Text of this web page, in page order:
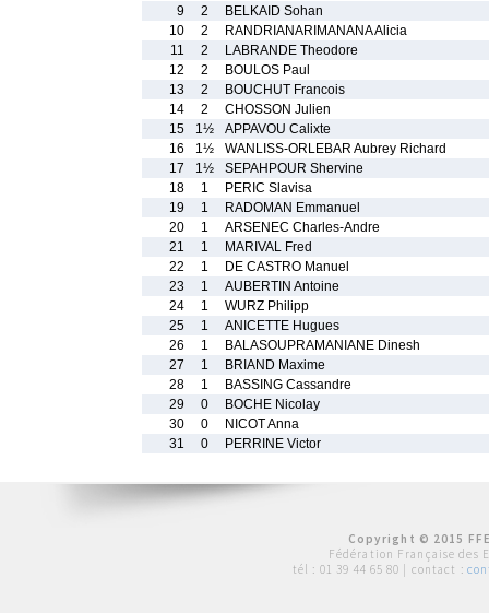
9
2
BELKAID Sohan
10
2
RANDRIANARIMANANA Alicia
11
2
LABRANDE Theodore
12
2
BOULOS Paul
13
2
BOUCHUT Francois
14
2
CHOSSON Julien
15
1½
APPAVOU Calixte
16
1½
WANLISS-ORLEBAR Aubrey Richard
17
1½
SEPAHPOUR Shervine
18
1
PERIC Slavisa
19
1
RADOMAN Emmanuel
20
1
ARSENEC Charles-Andre
21
1
MARIVAL Fred
22
1
DE CASTRO Manuel
23
1
AUBERTIN Antoine
24
1
WURZ Philipp
25
1
ANICETTE Hugues
26
1
BALASOUPRAMANIANE Dinesh
27
1
BRIAND Maxime
28
1
BASSING Cassandre
29
0
BOCHE Nicolay
30
0
NICOT Anna
31
0 PERRINE Victor
Copyright © 2015
Fédération Française des
tél : 01 39 44 65 80 | contact :